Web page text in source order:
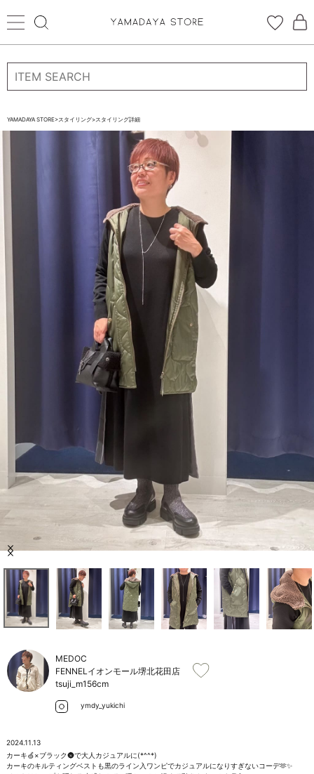
ログイン 新規会員登録
STORE BRAND・LABELから探す
スタイリング
NEWS
店舗検索
ご利用ガイド/ヘルプ
YAMADAYA STORE>スタイリング>スタイリング詳細
Item
MEDOC
FENNELイオンモール堺北花田店
tsuji_m156cm
ymdy_yukichi
2024.11.13
カーキ🍏×ブラック🌚で大人カジュアルに(*^^*)
カーキのキルティングベストも黒のライン入ワンピでカジュアルになりすぎないコーデ🫶✨️
ログイン